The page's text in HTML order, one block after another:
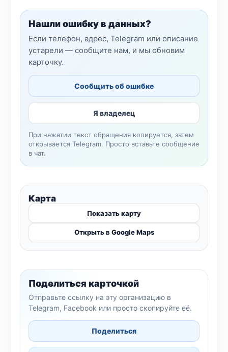
Нашли ошибку в данных?
Если телефон, адрес, Telegram или описание
устарели — сообщите нам, и мы обновим
карточку.
Сообщить об ошибке
Я владелец
При нажатии текст обращения копируется, затем
открывается Telegram. Просто вставьте сообщение
в чат.
Карта
Показать карту
Открыть в Google Maps
Поделиться карточкой
Отправьте ссылку на эту организацию в
Telegram, Facebook или просто скопируйте её.
Поделиться